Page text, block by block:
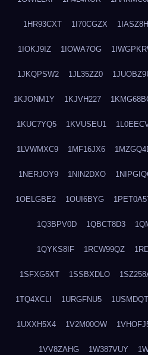
1HR93CXT 1I70CGZX
1IOKJ9IZ 1IOWA7OG
1JKQPSW2 1JL35ZZ0
1KJONM1Y 1KJVH227
1KUC7YQ5 1KVUSEU1
1LVWMXC9 1MF16JX6
1NERJOY9 1NIN2DXO
1OELGBE2 1OUI6BYG
1Q3BPV0D 1QBCT8D3
1QYKS8IF 1RCW99QZ
1SFXG5XT 1SSBXDLO
1TQ4XCLI 1URGFNU5 1USMDQTI
1UXXH5X4 1V2M00OW
1VV8ZAHG 1W387VUY